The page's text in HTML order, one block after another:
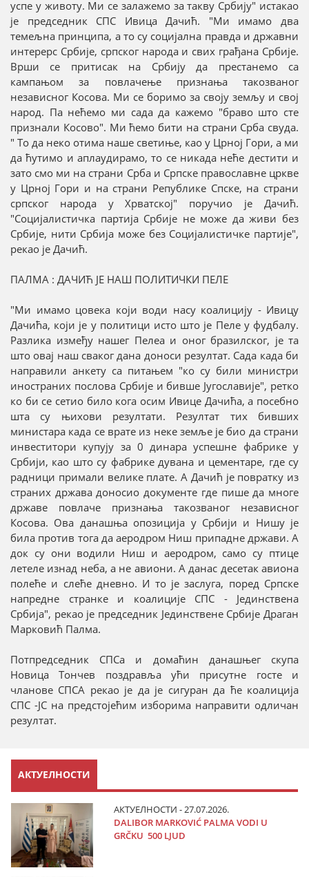
успе у животу. Ми се залажемо за такву Србију" истакао
је председник СПС Ивица Дачић. "Ми имамо два
темељна принципа, а то су социјална правда и државни
интерерс Србије, српског народа и свих грађана Србије.
Врши се притисак на Србију да престанемо са
кампањом за повлачење признања такозваног
независног Косова. Ми се боримо за своју земљу и свој
народ. Па нећемо ми сада да кажемо "браво што сте
признали Косово". Ми ћемо бити на страни Срба свуда.
" То да неко отима наше светиње, као у Црној Гори, а ми
да ћутимо и аплаудирамо, то се никада неће дестити и
зато смо ми на страни Срба и Српске православне цркве
у Црној Гори и на страни Републике Спске, на страни
српског народа у Хрватској" поручио је Дачић.
"Социјалистичка партија Србије не може да живи без
Србије, нити Србија може без Социјалистичке партије",
рекао је Дачић.
ПАЛМА : ДАЧИЋ ЈЕ НАШ ПОЛИТИЧКИ ПЕЛЕ
"Ми имамо цовека који води насу коалицију - Ивицу
Дачића, који је у политици исто што је Пеле у фудбалу.
Разлика између нашег Пелеа и оног бразилског, је та
што овај наш сваког дана доноси резултат. Сада када би
направили анкету са питањем "ко су били министри
иностраних послова Србије и бивше Југославије", ретко
ко би се сетио било кога осим Ивице Дачића, а посебно
шта су њихови резултати. Резултат тих бивших
министара када се врате из неке земље је био да страни
инвеститори купују за 0 динара успешне фабрике у
Србији, као што су фабрике дувана и цементаре, где су
радници примали велике плате. А Дачић је повратку из
страних држава доносио документе где пише да многе
државе повлаче признања такозваног независног
Косова. Ова данашња опозиција у Србији и Нишу је
била против тога да аеродром Ниш припадне држави. А
док су они водили Ниш и аеродром, само су птице
летеле изнад неба, а не авиони. А данас десетак авиона
полеће и слеће дневно. И то је заслуга, поред Српске
напредне странке и коалиције СПС - Јединствена
Србија", рекао је председник Јединствене Србије Драган
Марковић Палма.
Потпредседник СПСа и домаћин данашњег скупа
Новица Тончев поздравља ући присутне госте и
чланове СПСА рекао је да је сигуран да ће коалиција
СПС -ЈС на предстојећим изборима направити одличан
резултат.
АКТУЕЛНОСТИ
АКТУЕЛНОСТИ - 27.07.2026.
DALIBOR MARKOVIĆ PALMA VODI U
GRČKU 500 LJUD